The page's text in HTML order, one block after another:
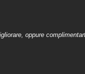
oppure